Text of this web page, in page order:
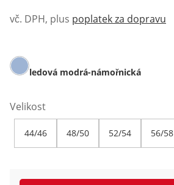
vč. DPH, plus poplatek za dopravu
ledová modrá-námořnická
Velikost
44/46 48/50 52/54 56/58